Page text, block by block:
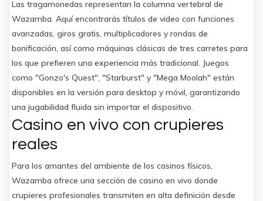
Las tragamonedas representan la columna vertebral de
Wazamba. Aquí encontrarás títulos de video con funciones
avanzadas, giros gratis, multiplicadores y rondas de
bonificación, así como máquinas clásicas de tres carretes para
los que prefieren una experiencia más tradicional. Juegos
como "Gonzo's Quest", "Starburst" y "Mega Moolah" están
disponibles en la versión para desktop y móvil, garantizando
una jugabilidad fluida sin importar el dispositivo.
Casino en vivo con crupieres
reales
Para los amantes del ambiente de los casinos físicos,
Wazamba ofrece una sección de casino en vivo donde
crupieres profesionales transmiten en alta definición desde